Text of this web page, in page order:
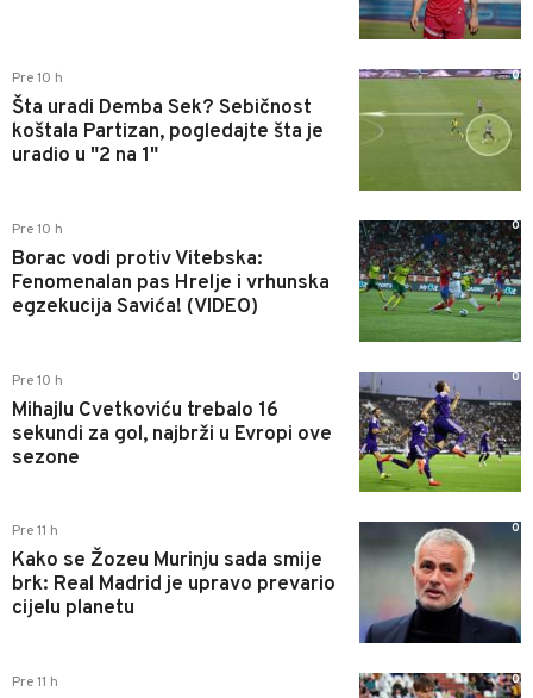
Pre 10 h
Šta uradi Demba Sek? Sebičnost
koštala Partizan, pogledajte šta je
uradio u "2 na 1"
0
Pre 10 h
Borac vodi protiv Vitebska:
Fenomenalan pas Hrelje i vrhunska
egzekucija Savića! (VIDEO)
0
Pre 10 h
Mihajlu Cvetkoviću trebalo 16
sekundi za gol, najbrži u Evropi ove
sezone
0
Pre 11 h
Kako se Žozeu Murinju sada smije
brk: Real Madrid je upravo prevario
cijelu planetu
0
Pre 11 h 0